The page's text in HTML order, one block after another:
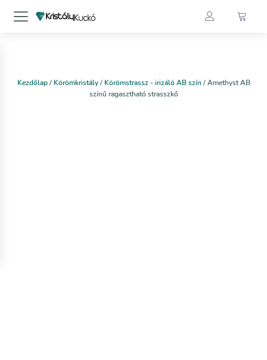
Kezdőlap/ Körömkristály/ Körömstrassz - irizáló AB szín/ Amethyst AB
színű ragasztható strasszkő